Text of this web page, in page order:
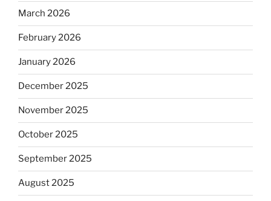
March 2026
February 2026
January 2026
December 2025
November 2025
October 2025
September 2025
August 2025